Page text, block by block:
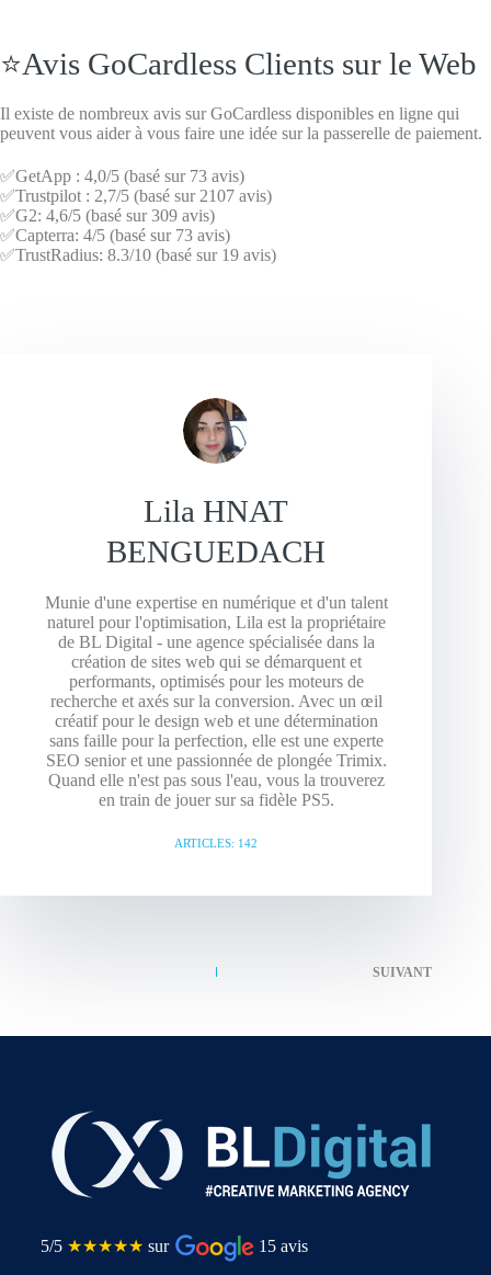
⭐Avis GoCardless Clients sur le Web
Il existe de nombreux avis sur GoCardless disponibles en ligne qui
peuvent vous aider à vous faire une idée sur la passerelle de paiement.
✅GetApp : 4,0/5 (basé sur 73 avis)
✅Trustpilot : 2,7/5 (basé sur 2107 avis)
✅G2: 4,6/5 (basé sur 309 avis)
✅Capterra: 4/5 (basé sur 73 avis)
✅TrustRadius: 8.3/10 (basé sur 19 avis)
Lila HNAT
BENGUEDACH
Munie d'une expertise en numérique et d'un talent
naturel pour l'optimisation, Lila est la propriétaire
de BL Digital - une agence spécialisée dans la
création de sites web qui se démarquent et
performants, optimisés pour les moteurs de
recherche et axés sur la conversion. Avec un œil
créatif pour le design web et une détermination
sans faille pour la perfection, elle est une experte
SEO senior et une passionnée de plongée Trimix.
Quand elle n'est pas sous l'eau, vous la trouverez
en train de jouer sur sa fidèle PS5.
ARTICLES: 142
SUIVANT
5/5 ★★★★★ sur 15 avis